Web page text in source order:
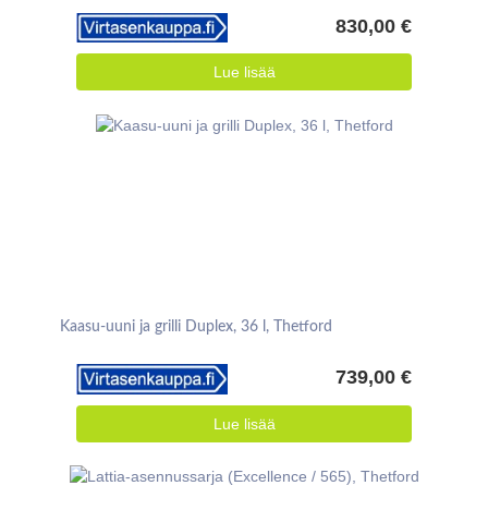
830,00 €
Lue lisää
Kaasu-uuni ja grilli Duplex, 36 l, Thetford
739,00 €
Lue lisää